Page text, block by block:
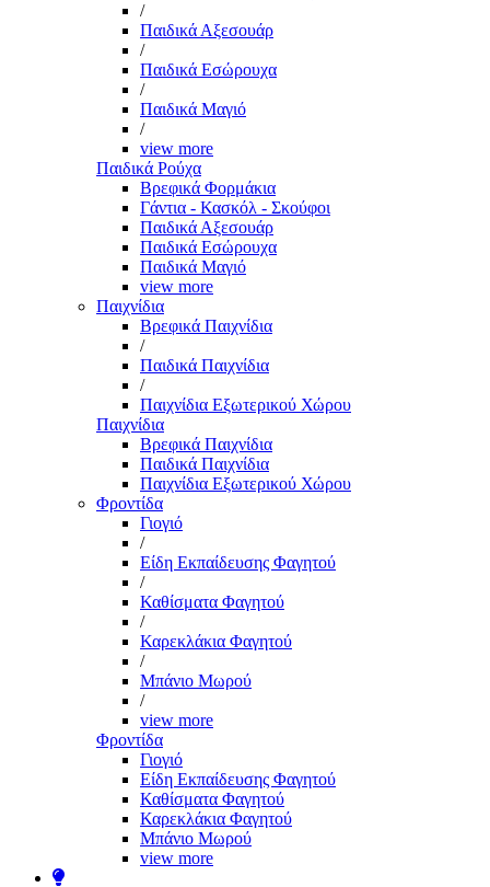
/
Παιδικά Αξεσουάρ
/
Παιδικά Εσώρουχα
/
Παιδικά Μαγιό
/
view more
Παιδικά Ρούχα
Βρεφικά Φορμάκια
Γάντια - Κασκόλ - Σκούφοι
Παιδικά Αξεσουάρ
Παιδικά Εσώρουχα
Παιδικά Μαγιό
view more
Παιχνίδια
Βρεφικά Παιχνίδια
/
Παιδικά Παιχνίδια
/
Παιχνίδια Εξωτερικού Χώρου
Παιχνίδια
Βρεφικά Παιχνίδια
Παιδικά Παιχνίδια
Παιχνίδια Εξωτερικού Χώρου
Φροντίδα
Γιογιό
/
Είδη Εκπαίδευσης Φαγητού
/
Καθίσματα Φαγητού
/
Καρεκλάκια Φαγητού
/
Μπάνιο Μωρού
/
view more
Φροντίδα
Γιογιό
Είδη Εκπαίδευσης Φαγητού
Καθίσματα Φαγητού
Καρεκλάκια Φαγητού
Μπάνιο Μωρού
view more